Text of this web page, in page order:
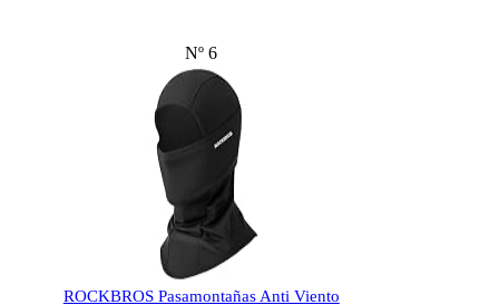
Nº 6
ROCKBROS Pasamontañas Anti Viento